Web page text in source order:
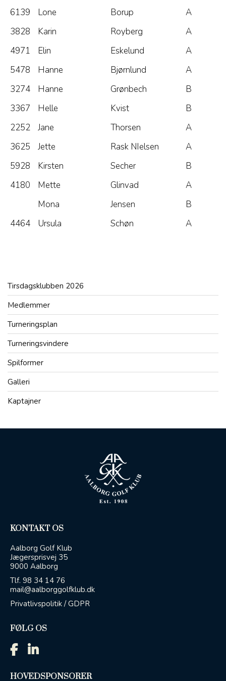
6139
Lone Borup
A
3828
Karin Royberg
A
4971
Elin Eskelund
A
5478
Hanne Bjørnlund
A
3274
Hanne Grønbech
B
3367
Helle Kvist
B
2252
Jane Thorsen
A
3625
Jette Rask NIelsen
A
5928
Kirsten Secher
B
4180
Mette Glinvad
A
Mona
Jensen
B
4464
Ursula Schøn A
Tirsdagsklubben 2026
Medlemmer
Turneringsplan
Turneringsvindere
Spilformer
Galleri
Kaptajner
KONTAKT OS
Aalborg Golf Klub
Jægersprisvej 35
9000 Aalborg
Tlf. 98 34 14 76
mail@aalborggolfklub.dk
Privatlivspolitik / GDPR
FØLG OS
HOVEDSPONSORER